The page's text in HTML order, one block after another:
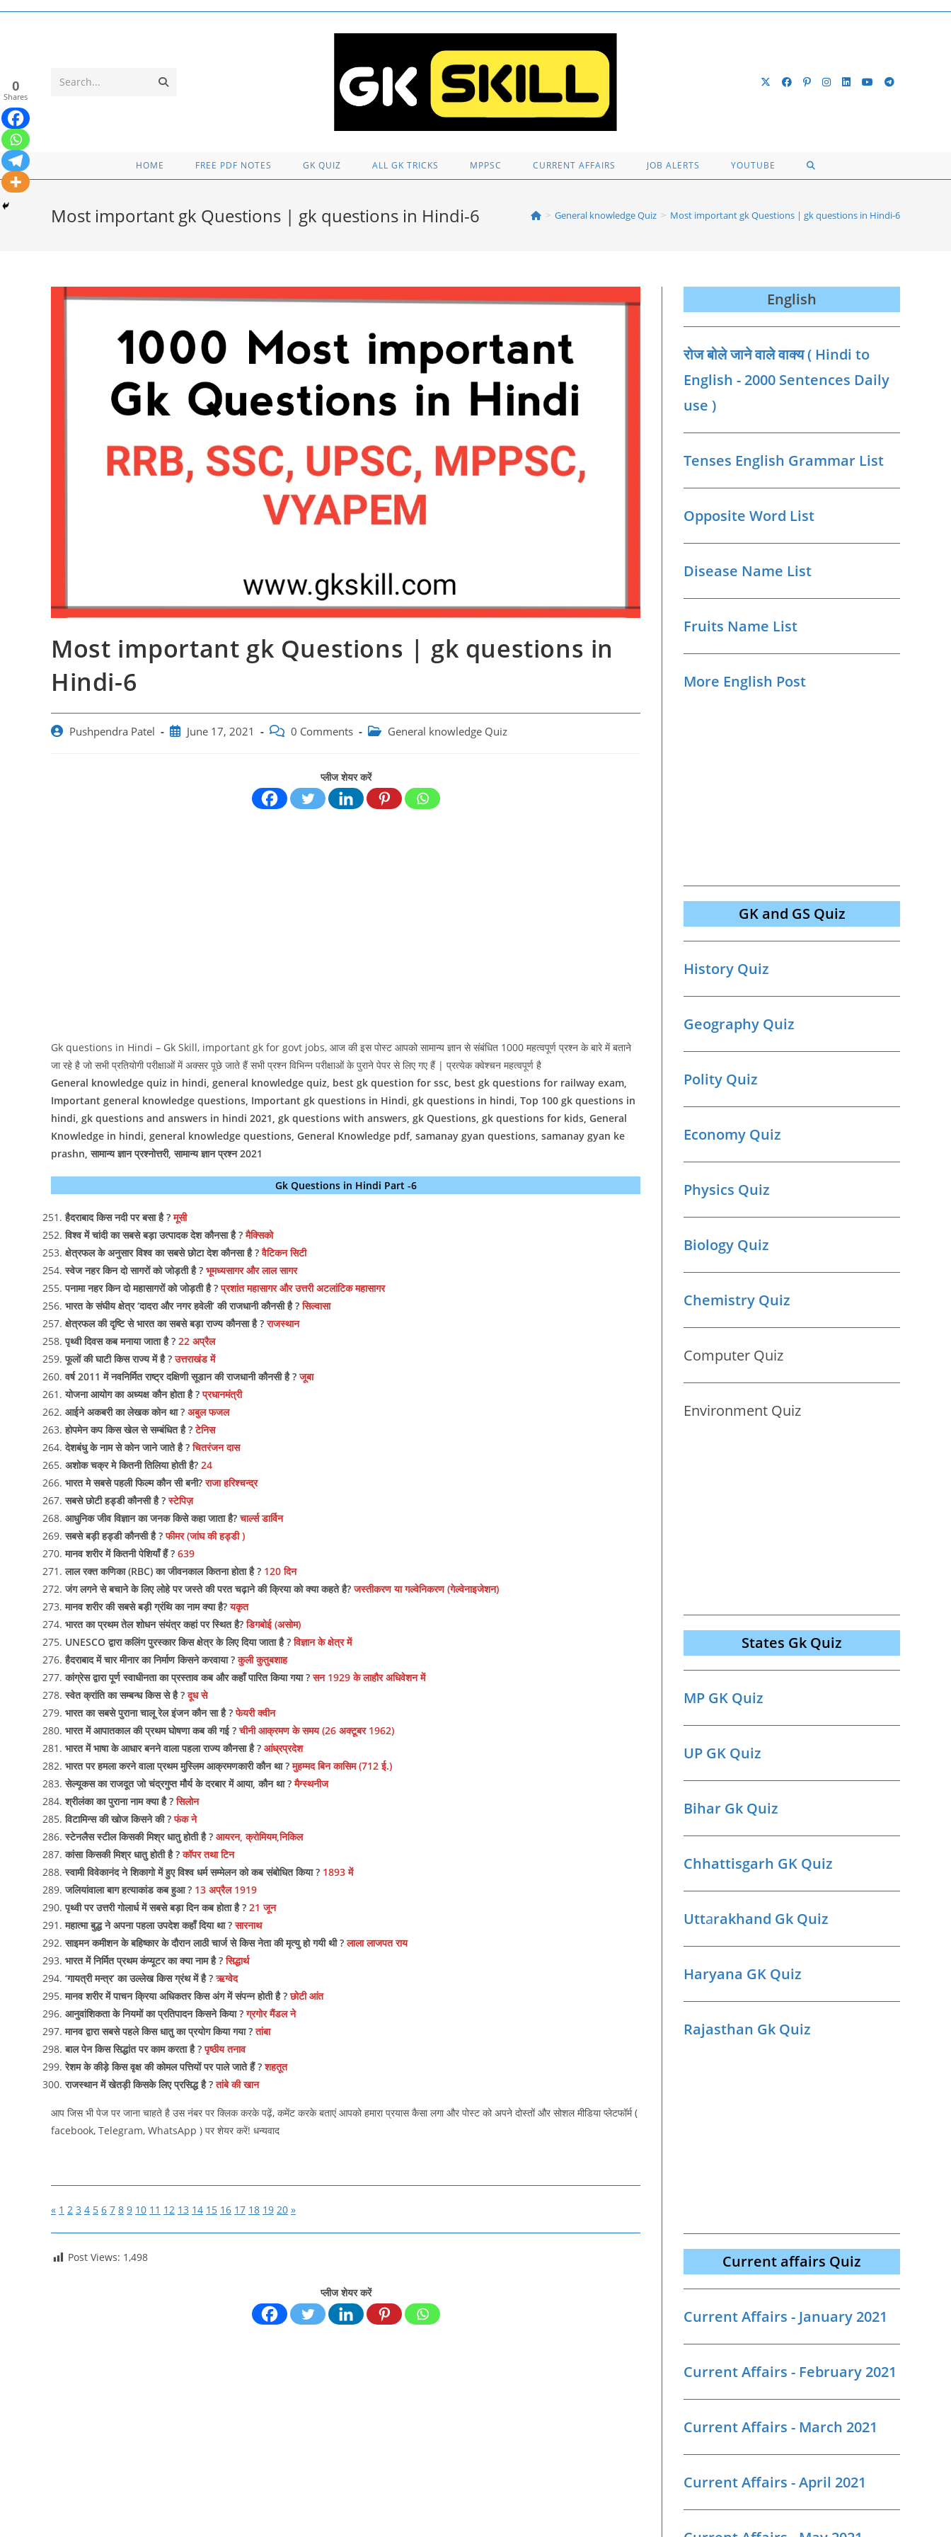
Skip
Search...
HOME FREE PDF NOTES GK QUIZ ALL GK TRICKS MPPSC CURRENT AFFAIRS JOB ALERTS YOUTUBE
TOGGLE
SEARCH
Most important gk Questions | gk questions in Hindi-6 > General knowledge Quiz > Most important gk Questions | gk questions in Hindi-6
Most important gk Questions | gk questions in
Hindi-6
Post Pushpendra Patel
PostJune 17, 2021
Post 0 Comments
Post General knowledge Quiz
प्लीज शेयर करें
Gk questions in Hindi – Gk Skill, important gk for govt jobs, आज की इस पोस्ट आपको सामान्य ज्ञान से संबंधित 1000 महत्वपूर्ण प्रश्न के बारे में बताने
जा रहे है जो सभी प्रतियोगी परीक्षाओं में अक्सर पूछे जाते हैं सभी प्रश्न विभिन्न परीक्षाओं के पुराने पेपर से लिए गए हैं | प्रत्येक क्वेश्चन महत्वपूर्ण है
General knowledge quiz in hindi, general knowledge quiz, best gk question for ssc, best gk questions for railway exam,
Important general knowledge questions, Important gk questions in Hindi, gk questions in hindi, Top 100 gk questions in
hindi, gk questions and answers in hindi 2021, gk questions with answers, gk Questions, gk questions for kids, General
Knowledge in hindi, general knowledge questions, General Knowledge pdf, samanay gyan questions, samanay gyan ke
prashn, सामान्य ज्ञान प्रश्नोत्तरी, सामान्य ज्ञान प्रश्न 2021
Gk Questions in Hindi Part -6
हैदराबाद किस नदी पर बसा है ?मूसी
विश्व में चांदी का सबसे बड़ा उत्पादक देश कौनसा है ?मैक्सिको
क्षेत्रफल के अनुसार विश्व का सबसे छोटा देश कौनसा है ?वैटिकन सिटी
स्वेज नहर किन दो सागरों को जोड़ती है ? भूमध्यसागर और लाल सागर
पनामा नहर किन दो महासागरों को जोड़ती है ?प्रशांत महासागर और उत्तरी अटलांटिक महासागर
भारत के संघीय क्षेत्र ‘दादरा और नगर हवेली’ की राजधानी कौनसी है ?सिल्वासा
क्षेत्रफल की दृष्टि से भारत का सबसे बड़ा राज्य कौनसा है ?राजस्थान
पृथ्वी दिवस कब मनाया जाता है ? 22 अप्रैल
फूलों की घाटी किस राज्य में है ?उत्तराखंड में
वर्ष 2011 में नवनिर्मित राष्ट्र दक्षिणी सूडान की राजधानी कौनसी है ?जूबा
योजना आयोग का अध्यक्ष कौन होता है ?प्रधानमंत्री
आईने अकबरी का लेखक कोन था ? अबुल फजल
होपमेन कप किस खेल से सम्बंधित है ?टेनिस
देशबंधु के नाम से कोन जाने जाते है ?चितरंजन दास
अशोक चक्र मे कितनी तिलिया होती है? 24
भारत मे सबसे पहली फिल्म कौन सी बनी?राजा हरिश्चन्द्र
सबसे छोटी हड्डी कौनसी है ?स्टेपिज़
आधुनिक जीव विज्ञान का जनक किसे कहा जाता है?चार्ल्स डार्विन
सबसे बड़ी हड्डी कौनसी है ?फीमर (जांघ की हड्डी )
मानव शरीर में कितनी पेशियाँ हैं ? 639
लाल रक्त कणिका (RBC) का जीवनकाल कितना होता है ? 120 दिन
जंग लगने से बचाने के लिए लोहे पर जस्ते की परत चढ़ाने की क्रिया को क्या कहते है?जस्तीकरण या गल्वेनिकरण (गेल्वेनाइजेशन)
मानव शरीर की सबसे बड़ी ग्रंथि का नाम क्या है?यकृत
भारत का प्रथम तेल शोधन संयंत्र कहां पर स्थित है?डिगबोई (असोम)
UNESCO द्वारा कलिंग पुरस्कार किस क्षेत्र के लिए दिया जाता है ?विज्ञान के क्षेत्र में
हैदराबाद में चार मीनार का निर्माण किसने करवाया ?कुली कुतुबशाह
कांग्रेस द्वारा पूर्ण स्वाधीनता का प्रस्ताव कब और कहाँ पारित किया गया ?सन 1929 के लाहौर अधिवेशन में
स्वेत क्रांति का सम्बन्ध किस से है ?दूध से
भारत का सबसे पुराना चालू रेल इंजन कौन सा है ?फेयरी क्वीन
भारत में आपातकाल की प्रथम घोषणा कब की गई ?चीनी आक्रमण के समय (26 अक्टूबर 1962)
भारत में भाषा के आधार बनने वाला पहला राज्य कौनसा है ? आंध्रप्रदेश
भारत पर हमला करने वाला प्रथम मुस्लिम आक्रमणकारी कौन था ?मुहम्मद बिन कासिम (712 ई.)
सेल्यूकस का राजदूत जो चंद्रगुप्त मौर्य के दरबार में आया, कौन था ?मैग्स्थनीज
श्रीलंका का पुराना नाम क्या है ?सिलोन
विटामिन्स की खोज किसने की ?फंक ने
स्टेनलैस स्टील किसकी मिश्र धातु होती है ? आयरन, क्रोमियम,निकिल
कांसा किसकी मिश्र धातु होती है ?कॉपर तथा टिन
स्वामी विवेकानंद ने शिकागो में हुए विश्व धर्म सम्मेलन को कब संबोधित किया ? 1893 में
जलियांवाला बाग हत्याकांड कब हुआ ? 13 अप्रैल 1919
पृथ्वी पर उत्तरी गोलार्ध में सबसे बड़ा दिन कब होता है ? 21 जून
महात्मा बुद्ध ने अपना पहला उपदेश कहाँ दिया था ?सारनाथ
साइमन कमीशन के बहिष्कार के दौरान लाठी चार्ज से किस नेता की मृत्यु हो गयी थी ?लाला लाजपत राय
भारत में निर्मित प्रथम कंप्यूटर का क्या नाम है ?सिद्धार्थ
‘गायत्री मन्त्र’ का उल्लेख किस ग्रंथ में है ?ऋग्वेद
मानव शरीर में पाचन क्रिया अधिकतर किस अंग में संपन्न होती है ?छोटी आंत
आनुवांशिकता के नियमों का प्रतिपादन किसने किया ?ग्रगोर मैंडल ने
मानव द्वारा सबसे पहले किस धातु का प्रयोग किया गया ?तांबा
बाल पेन किस सिद्धांत पर काम करता है ?पृष्ठीय तनाव
रेशम के कीड़े किस वृक्ष की कोमल पत्तियों पर पाले जाते हैं ?शहतूत
राजस्थान में खेतड़ी किसके लिए प्रसिद्ध है ?तांबे की खान
आप जिस भी पेज पर जाना चाहते है उस नंबर पर क्लिक करके पढ़ें, कमेंट करके बताएं आपको हमारा प्रयास कैसा लगा और पोस्ट को अपने दोस्तों और सोशल मीडिया प्लेटफॉर्म (
facebook, Telegram, WhatsApp ) पर शेयर करें! धन्यवाद
« 1 2 3 4 5 6 7 8 9 10 11 12 13 14 15 16 17 18 19 20 »
Post Views: 1,498
प्लीज शेयर करें
0
Shares
English
रोज बोले जाने वाले वाक्‍य ( Hindi to
English - 2000 Sentences Daily
use )
Tenses English Grammar List
Opposite Word List
Disease Name List
Fruits Name List
More English Post
GK and GS Quiz
History Quiz
Geography Quiz
Polity Quiz
Economy Quiz
Physics Quiz
Biology Quiz
Chemistry Quiz
Computer Quiz
Environment Quiz
States Gk Quiz
MP GK Quiz
UP GK Quiz
Bihar Gk Quiz
Chhattisgarh GK Quiz
Uttarakhand Gk Quiz
Haryana GK Quiz
Rajasthan Gk Quiz
Current affairs Quiz
Current Affairs - January 2021
Current Affairs - February 2021
Current Affairs - March 2021
Current Affairs - April 2021